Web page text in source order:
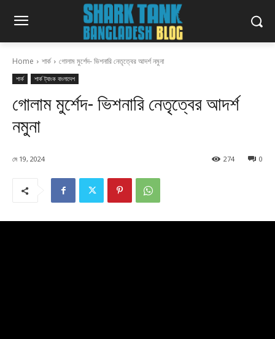
Home শার্ক গোলাম মুর্শেদ- ভিশনারি নেতৃত্বের আদর্শ নমুনা
শার্ক শার্ক ট্যাংক বাংলাদেশ
গোলাম মুর্শেদ- ভিশনারি নেতৃত্বের আদর্শ
নমুনা
মে 19, 2024 0
274